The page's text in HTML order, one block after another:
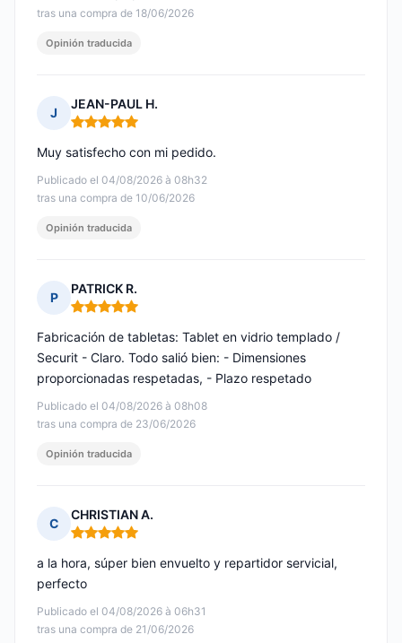
tras una compra de 18/06/2026
Opinión traducida
J
JEAN-PAUL H.
Nota: 5 de 5
Publicado el 04/08/2026 à 08h32
tras una compra de 10/06/2026
Muy satisfecho con mi pedido.
Opinión traducida
P
PATRICK R.
Nota: 5 de 5
Publicado el 04/08/2026 à 08h08
tras una compra de 23/06/2026
Fabricación de tabletas: Tablet en vidrio templado /
Securit - Claro. Todo salió bien: - Dimensiones
proporcionadas respetadas, - Plazo respetado
Opinión traducida
C
CHRISTIAN A.
Nota: 5 de 5
Publicado el 04/08/2026 à 06h31
tras una compra de 21/06/2026
a la hora, súper bien envuelto y repartidor servicial,
perfecto